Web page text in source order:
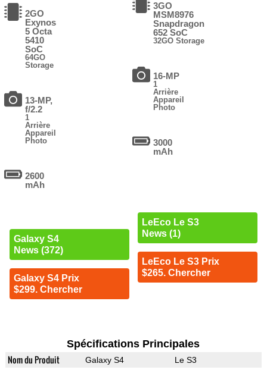
2GO
Exynos
5 Octa
5410
SoC
64GO
Storage
13-MP,
f/2.2
1
Arrière
Appareil
Photo
2600
mAh
Galaxy S4
News (372)
Galaxy S4 Prix
$299. Chercher
3GO
MSM8976
Snapdragon
652 SoC
32GO Storage
16-MP
1
Arrière
Appareil
Photo
3000
mAh
LeEco Le S3
News (1)
LeEco Le S3 Prix
$265. Chercher
Spécifications Principales
Nom du Produit Galaxy S4 Le S3